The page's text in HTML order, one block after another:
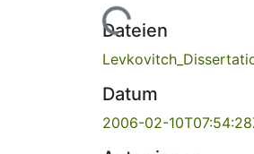
Lade...
Dateien
Datum
2006-02-